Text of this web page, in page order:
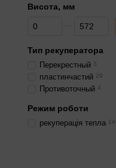
Висота, мм
Від Висота, мм
До Висота, мм
Тип рекуператора
Перекрестный 3
пластинчастий 29
Противоточный 4
Режим роботи
рекуперація тепла 14